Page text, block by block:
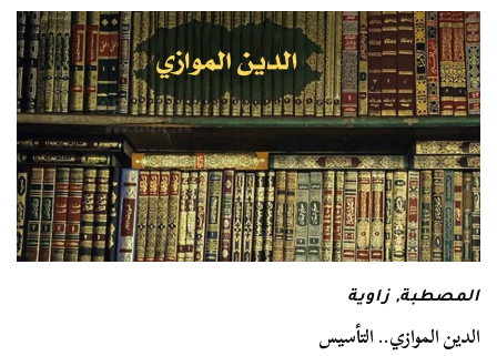
المصطبة, زاوية
الدين الموازي.. التأسيس